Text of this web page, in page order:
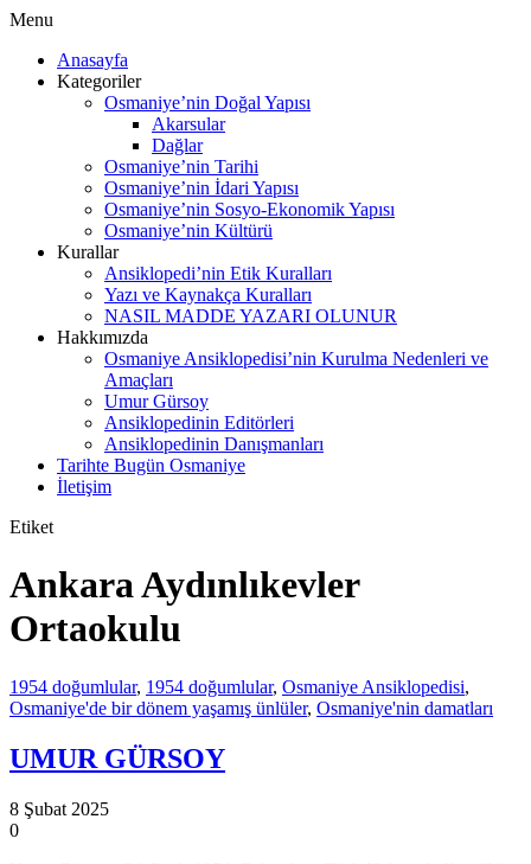
Menu
Anasayfa
Kategoriler
Osmaniye’nin Doğal Yapısı
Akarsular
Dağlar
Osmaniye’nin Tarihi
Osmaniye’nin İdari Yapısı
Osmaniye’nin Sosyo-Ekonomik Yapısı
Osmaniye’nin Kültürü
Kurallar
Ansiklopedi’nin Etik Kuralları
Yazı ve Kaynakça Kuralları
NASIL MADDE YAZARI OLUNUR
Hakkımızda
Osmaniye Ansiklopedisi’nin Kurulma Nedenleri ve
Amaçları
Umur Gürsoy
Ansiklopedinin Editörleri
Ansiklopedinin Danışmanları
Tarihte Bugün Osmaniye
İletişim
Etiket
Ankara Aydınlıkevler
Ortaokulu
1954 doğumlular, 1954 doğumlular, Osmaniye Ansiklopedisi,
Osmaniye'de bir dönem yaşamış ünlüler, Osmaniye'nin damatları
UMUR GÜRSOY
8 Şubat 2025
0